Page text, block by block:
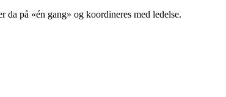
da på «én gang» og koordineres med ledelse.